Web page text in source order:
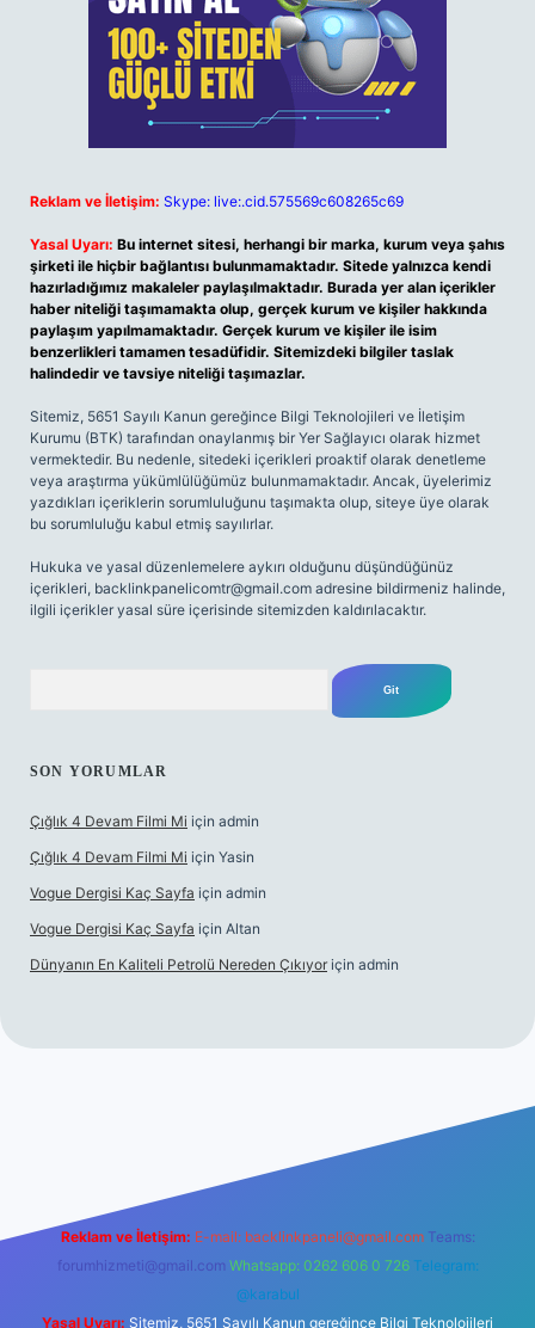
Reklam ve İletişim: Skype: live:.cid.575569c608265c69
Yasal Uyarı: Bu internet sitesi, herhangi bir marka, kurum veya şahıs
şirketi ile hiçbir bağlantısı bulunmamaktadır. Sitede yalnızca kendi
hazırladığımız makaleler paylaşılmaktadır. Burada yer alan içerikler
haber niteliği taşımamakta olup, gerçek kurum ve kişiler hakkında
paylaşım yapılmamaktadır. Gerçek kurum ve kişiler ile isim
benzerlikleri tamamen tesadüfidir. Sitemizdeki bilgiler taslak
halindedir ve tavsiye niteliği taşımazlar.
Sitemiz, 5651 Sayılı Kanun gereğince Bilgi Teknolojileri ve İletişim
Kurumu (BTK) tarafından onaylanmış bir Yer Sağlayıcı olarak hizmet
vermektedir. Bu nedenle, sitedeki içerikleri proaktif olarak denetleme
veya araştırma yükümlülüğümüz bulunmamaktadır. Ancak, üyelerimiz
yazdıkları içeriklerin sorumluluğunu taşımakta olup, siteye üye olarak
bu sorumluluğu kabul etmiş sayılırlar.
Hukuka ve yasal düzenlemelere aykırı olduğunu düşündüğünüz
içerikleri, backlinkpanelicomtr@gmail.com adresine bildirmeniz halinde,
ilgili içerikler yasal süre içerisinde sitemizden kaldırılacaktır.
SON YORUMLAR
Çığlık 4 Devam Filmi Mi için admin
Çığlık 4 Devam Filmi Mi için Yasin
Vogue Dergisi Kaç Sayfa için admin
Vogue Dergisi Kaç Sayfa için Altan
Dünyanın En Kaliteli Petrolü Nereden Çıkıyor için admin
Reklam ve İletişim: E-mail: backlinkpaneli@gmail.com Teams:
forumhizmeti@gmail.com Whatsapp: 0262 606 0 726 Telegram:
@karabul
Yasal Uyarı: Sitemiz, 5651 Sayılı Kanun gereğince Bilgi Teknolojileri